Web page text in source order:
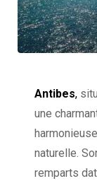
Antibes,
une
naturelle.
remparts